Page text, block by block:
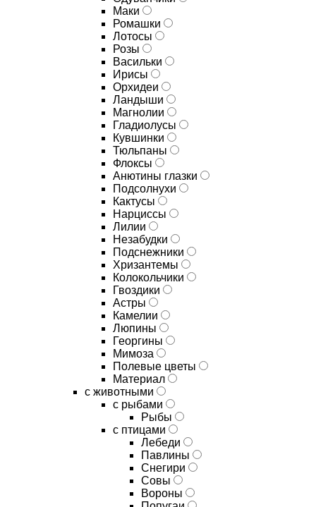
Маки
Ромашки
Лотосы
Розы
Васильки
Ирисы
Орхидеи
Ландыши
Магнолии
Гладиолусы
Кувшинки
Тюльпаны
Флоксы
Анютины глазки
Подсолнухи
Кактусы
Нарциссы
Лилии
Незабудки
Подснежники
Хризантемы
Колокольчики
Гвоздики
Астры
Камелии
Люпины
Георгины
Мимоза
Полевые цветы
Материал
с животными
с рыбами
Рыбы
с птицами
Лебеди
Павлины
Снегири
Совы
Вороны